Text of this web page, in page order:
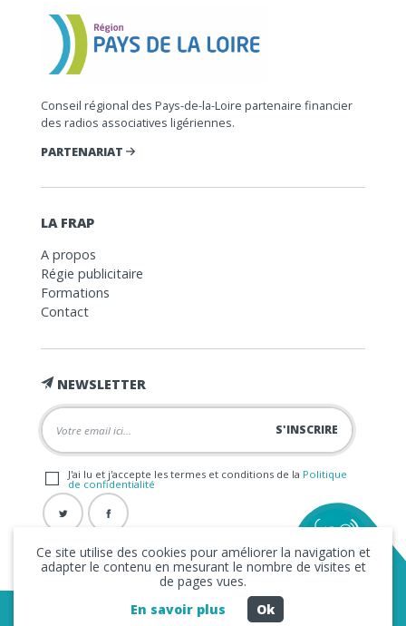
Conseil régional des Pays-de-la-Loire partenaire financier
des radios associatives ligériennes.
PARTENARIAT
LA FRAP
A propos
Régie publicitaire
Formations
Contact
NEWSLETTER
J'ai lu et j'accepte les termes et conditions de la Politique
de confidentialité
Copyright © 2026 La FRAP -Mentions légales
Ce site utilise des cookies pour améliorer la navigation et
adapter le contenu en mesurant le nombre de visites et
de pages vues.
En savoir plus
Ok